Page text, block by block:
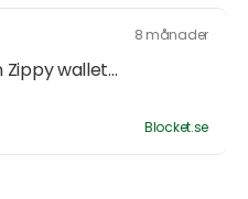
8 månader
Zippy wallet...
Blocket.se